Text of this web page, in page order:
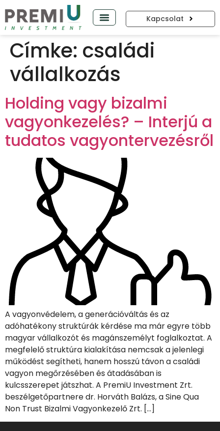
Kapcsolat
Címke: családi
vállalkozás
Holding vagy bizalmi
vagyonkezelés? – Interjú a
tudatos vagyontervezésről
A vagyonvédelem, a generációváltás és az
adóhatékony struktúrák kérdése ma már egyre több
magyar vállalkozót és magánszemélyt foglalkoztat. A
megfelelő struktúra kialakítása nemcsak a jelenlegi
működést segítheti, hanem hosszú távon a családi
vagyon megőrzésében és átadásában is
kulcsszerepet játszhat. A PremiU Investment Zrt.
beszélgetőpartnere dr. Horváth Balázs, a Sine Qua
Non Trust Bizalmi Vagyonkezelő Zrt. […]